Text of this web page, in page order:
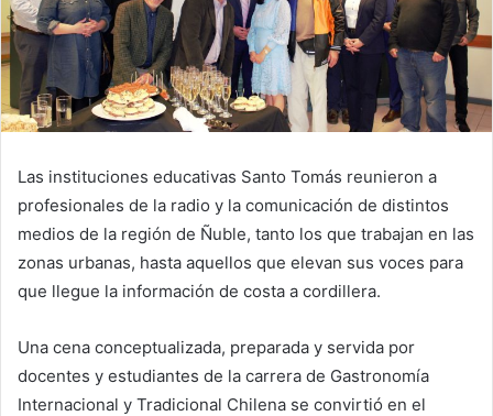
Las instituciones educativas Santo Tomás reunieron a
profesionales de la radio y la comunicación de distintos
medios de la región de Ñuble, tanto los que trabajan en las
zonas urbanas, hasta aquellos que elevan sus voces para
que llegue la información de costa a cordillera.
Una cena conceptualizada, preparada y servida por
docentes y estudiantes de la carrera de Gastronomía
Internacional y Tradicional Chilena se convirtió en el